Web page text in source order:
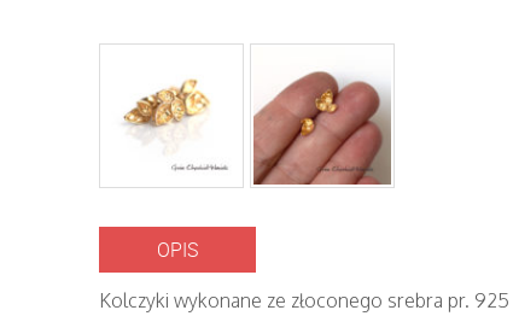
OPIS
Kolczyki wykonane ze złoconego srebra pr.